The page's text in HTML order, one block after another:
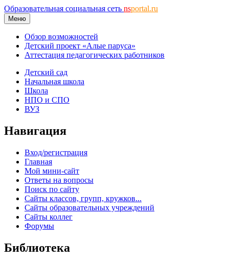
Образовательная социальная сеть nsportal.ru
Меню
Обзор возможностей
Детский проект «Алые паруса»
Аттестация педагогических работников
Детский сад
Начальная школа
Школа
НПО и СПО
ВУЗ
Навигация
Вход/регистрация
Главная
Мой мини-сайт
Ответы на вопросы
Поиск по сайту
Сайты классов, групп, кружков...
Сайты образовательных учреждений
Сайты коллег
Форумы
Библиотека